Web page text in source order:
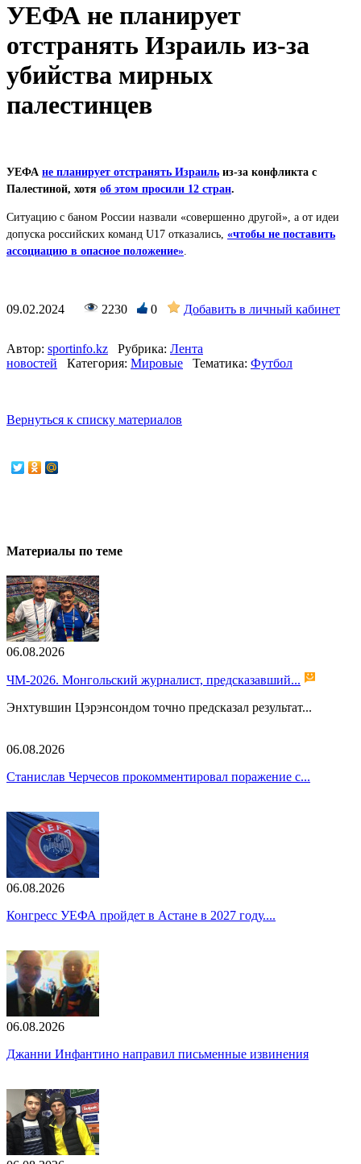
УЕФА не планирует
отстранять Израиль из-за
убийства мирных
палестинцев
УЕФА не планирует отстранять Израиль из-за конфликта с
Палестиной, хотя об этом просили 12 стран.
Ситуацию с баном России назвали «совершенно другой», а от идеи
допуска российских команд U17 отказались, «чтобы не поставить
ассоциацию в опасное положение»
09.02.2024 2230 0 Добавить в личный кабинет
Автор: sportinfo.kz Рубрика: Лента
новостей
Категория: Мировые Тематика: Футбол
Вернуться к списку материалов
Материалы по теме
06.08.2026
ЧМ-2026. Монгольский журналист, предсказавший...
Энхтувшин Цэрэнсондом точно предсказал результат...
06.08.2026
Станислав Черчесов прокомментировал поражение с...
06.08.2026
Конгресс УЕФА пройдет в Астане в 2027 году....
06.08.2026
Джанни Инфантино направил письменные извинения